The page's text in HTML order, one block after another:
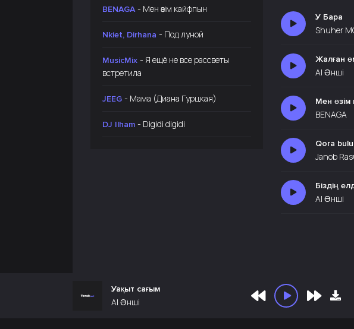
BENAGA - Мен өзім кайфпын
Nkiet, Dirhana - Под луной
MusicMix - Я ещё не все рассветы
встретила
JEEG - Мама (Диана Гурцкая)
DJ Ilham - Digidi digidi
У Бара
Shuher
Жалған
AI Әнші
Мен
BENAGA
Qora
Janob
Біздің
AI Әнші
Уақыт сағым
AI Әнші